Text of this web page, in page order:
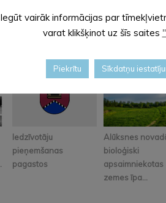
Iedzīvotāju
pieņemšanas
pagastos
Alūksnes
bioloģiski
apsaimniekotas
zemes īpa...
Iegūt vairāk informācijas par
varat klikšķinot uz šīs saites
Piekrītu Sīkdatņu